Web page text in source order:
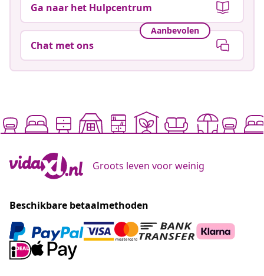
Ga naar het Hulpcentrum
Aanbevolen
Chat met ons
Groots leven voor weinig
Beschikbare betaalmethoden